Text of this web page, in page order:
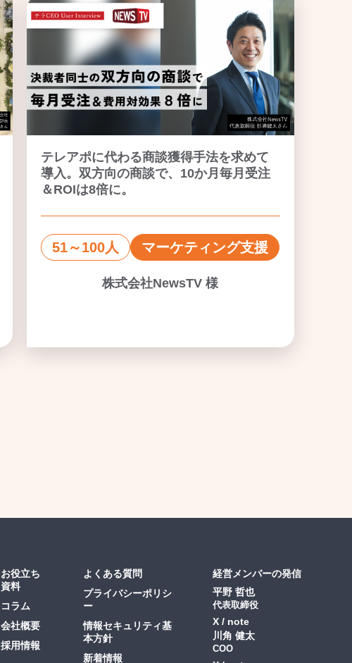
テレアポに代わる商談獲得手法を求めて
導入。双方向の商談で、10か月毎月受注
＆ROIは8倍に。
51～100人 マーケティング支援
株式会社NewsTV 様
お役立ち
資料
コラム
会社概要
採用情報
よくある質問
プライバシーポリシ
ー
情報セキュリティ基
本方針
新着情報
経営メンバーの発信
平野 哲也
代表取締役
X
note
川角 健太
COO